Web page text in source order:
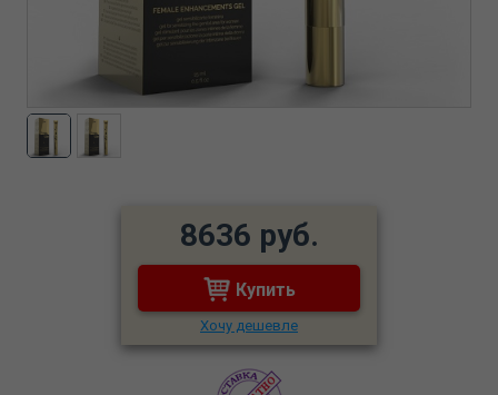
8636 руб.
Купить
Хочу дешевле